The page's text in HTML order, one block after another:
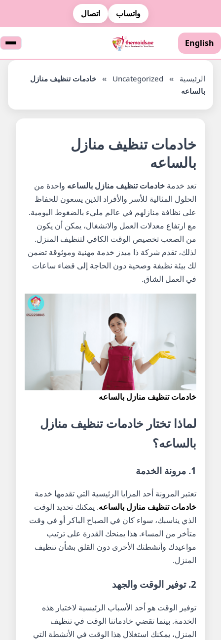
واتساب اتصال
English
الرئيسية »
Uncategorized
» خادمات تنظيف منازل
بالساعه
خادمات تنظيف منازل
بالساعه
تعد خدمة خادمات تنظيف منازل بالساعه واحدة من
الحلول المثالية للأسر والأفراد الذين يسعون للحفاظ
على نظافة منازلهم في عالم مليء بالضغوط اليومية.
مع ارتفاع معدلات العمل والانشغال، يمكن أن يكون
من الصعب تخصيص الوقت الكافي لتنظيف المنزل.
لذلك، تقدم شركة ذا ميدز خدمة مهنية وموثوقة تضمن
لك بيئة نظيفة وصحية دون الحاجة إلى قضاء ساعات
في العمل الشاق.
خادمات تنظيف منازل بالساعه
لماذا تختار خادمات تنظيف منازل
بالساعه؟
1. مرونة الخدمة
تعتبر المرونة أحد المزايا الرئيسية التي تقدمها خدمة
خادمات تنظيف منازل بالساعه. يمكنك تحديد الوقت
الذي يناسبك، سواء كان في الصباح الباكر أو في وقت
متأخر من المساء. هذا يمنحك القدرة على ترتيب
مواعيدك وأنشطتك الأخرى دون القلق بشأن تنظيف
المنزل.
2. توفير الوقت والجهد
توفير الوقت هو أحد الأسباب الرئيسية لاختيار هذه
الخدمة. بينما تقضي خادماتنا الوقت في تنظيف
المنزل، يمكنك استغلال هذا الوقت في الأنشطة التي